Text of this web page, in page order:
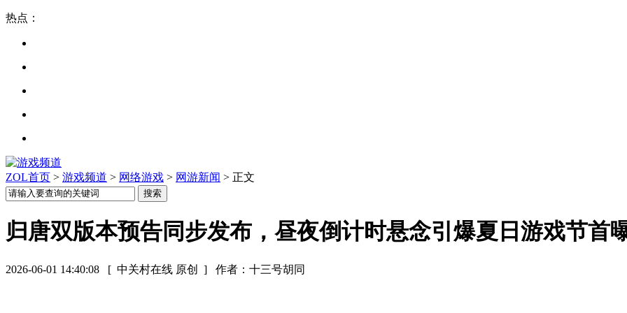
热点：
ZOL首页 > 游戏频道 > 网络游戏 > 网游新闻 > 正文
归唐双版本预告同步发布，昼夜倒计时悬念引爆夏日游戏节首
2026-06-01 14:40:08 [ 中关村在线 原创 ] 作者：十三号胡同